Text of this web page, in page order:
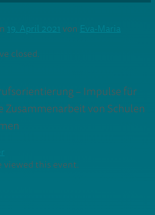
19. April 2021 von Eva-Maria
closed.
– Impulse für
Zusammenarbeit von Schulen
viewed this event.